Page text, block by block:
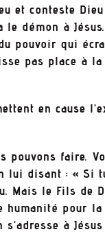
et conteste
démon à
pouvoir qui
pas place à
en cause
faire.
lui disant : « Si
Mais le Fils de
humanité pour
à